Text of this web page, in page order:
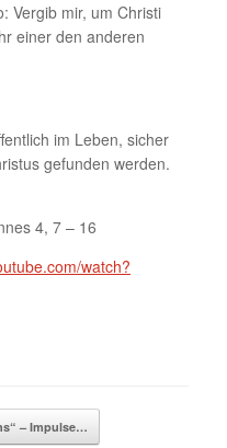
Vergib mir, um Christi
einer den anderen
im Leben, sicher
gefunden werden.
4, 7 – 16
watch?
– Impulse…